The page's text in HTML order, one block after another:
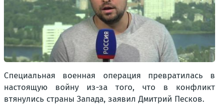
Специальная военная операция превратилась в
настоящую войну из-за того, что в конфликт
втянулись страны Запада, заявил Дмитрий Песков.